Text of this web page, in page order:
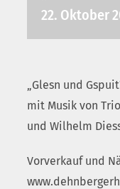
22. Oktober
„Glesn und
mit Musik von
und Wilhelm
Vorverkauf und